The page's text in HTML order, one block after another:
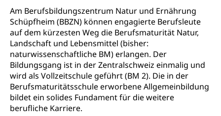
Am Berufsbildungszentrum Natur und Ernährung
Schüpfheim (BBZN) können engagierte Berufsleute
auf dem kürzesten Weg die Berufsmaturität Natur,
Landschaft und Lebensmittel (bisher:
naturwissenschaftliche BM) erlangen. Der
Bildungsgang ist in der Zentralschweiz einmalig und
wird als Vollzeitschule geführt (BM 2). Die in der
Berufsmaturitätsschule erworbene Allgemeinbildung
bildet ein solides Fundament für die weitere
berufliche Karriere.
ÖREB-Kataster
Grundeigentümerabfrage
Energie
Strom, Energieversorgung, Stromversorgung,
Energieverbrauch, Stromverbrauch, Energiequelle,
Windenergie, Wasserkraft, Sonnenenergie, fossile
Energie, erneuerbare Energie, Biomasse
Energiefachstellenkonferenz Zentralschweiz
Grundbuch
Grundbucheintrag, Grundbuchamt,
Grundeigentum, Grundstück